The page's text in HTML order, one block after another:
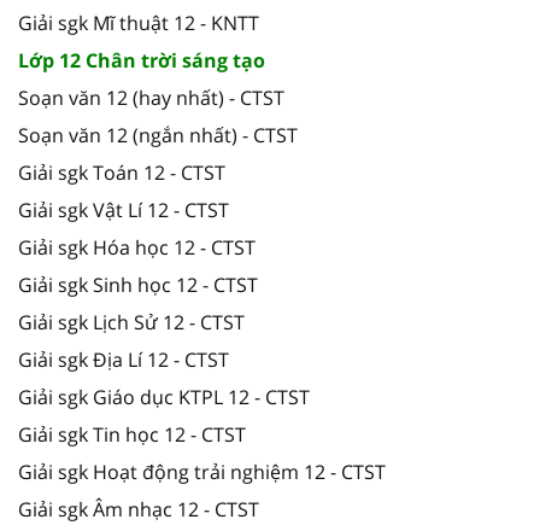
Giải sgk Mĩ thuật 12 - KNTT
Lớp 12 Chân trời sáng tạo
Soạn văn 12 (hay nhất) - CTST
Soạn văn 12 (ngắn nhất) - CTST
Giải sgk Toán 12 - CTST
Giải sgk Vật Lí 12 - CTST
Giải sgk Hóa học 12 - CTST
Giải sgk Sinh học 12 - CTST
Giải sgk Lịch Sử 12 - CTST
Giải sgk Địa Lí 12 - CTST
Giải sgk Giáo dục KTPL 12 - CTST
Giải sgk Tin học 12 - CTST
Giải sgk Hoạt động trải nghiệm 12 - CTST
Giải sgk Âm nhạc 12 - CTST